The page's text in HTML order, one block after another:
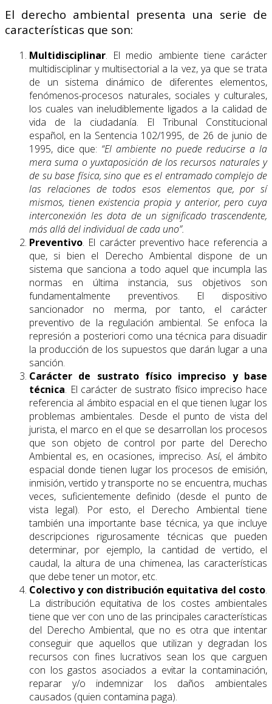
El derecho ambiental presenta una serie de
características que son:
Multidisciplinar. El medio ambiente tiene carácter
multidisciplinar y multisectorial a la vez, ya que se trata
de un sistema dinámico de diferentes elementos,
fenómenos-procesos naturales, sociales y culturales,
los cuales van ineludiblemente ligados a la calidad de
vida de la ciudadanía. El Tribunal Constitucional
español, en la Sentencia 102/1995, de 26 de junio de
1995, dice que: “El ambiente no puede reducirse a la
mera suma o yuxtaposición de los recursos naturales y
de su base física, sino que es el entramado complejo de
las relaciones de todos esos elementos que, por sí
mismos, tienen existencia propia y anterior, pero cuya
interconexión les dota de un significado trascendente,
más allá del individual de cada uno”.
Preventivo. El carácter preventivo hace referencia a
que, si bien el Derecho Ambiental dispone de un
sistema que sanciona a todo aquel que incumpla las
normas en última instancia, sus objetivos son
fundamentalmente preventivos. El dispositivo
sancionador no merma, por tanto, el carácter
preventivo de la regulación ambiental. Se enfoca la
represión a posteriori como una técnica para disuadir
la producción de los supuestos que darán lugar a una
sanción.
Carácter de sustrato físico impreciso y base
técnica. El carácter de sustrato físico impreciso hace
referencia al ámbito espacial en el que tienen lugar los
problemas ambientales. Desde el punto de vista del
jurista, el marco en el que se desarrollan los procesos
que son objeto de control por parte del Derecho
Ambiental es, en ocasiones, impreciso. Así, el ámbito
espacial donde tienen lugar los procesos de emisión,
inmisión, vertido y transporte no se encuentra, muchas
veces, suficientemente definido (desde el punto de
vista legal). Por esto, el Derecho Ambiental tiene
también una importante base técnica, ya que incluye
descripciones rigurosamente técnicas que pueden
determinar, por ejemplo, la cantidad de vertido, el
caudal, la altura de una chimenea, las características
que debe tener un motor, etc.
Colectivo y con distribución equitativa del costo.
La distribución equitativa de los costes ambientales
tiene que ver con uno de las principales características
del Derecho Ambiental, que no es otra que intentar
conseguir que aquellos que utilizan y degradan los
recursos con fines lucrativos sean los que carguen
con los gastos asociados a evitar la contaminación,
reparar y/o indemnizar los daños ambientales
causados (quien contamina paga).